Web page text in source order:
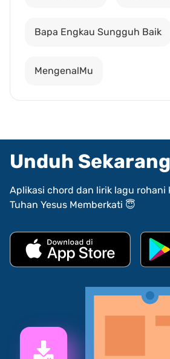
Bapa Engkau Sungguh Baik
MengenalMu
Unduh
Aplikasi chord dan lirik lagu rohani
Tuhan Yesus Memberkati 😇